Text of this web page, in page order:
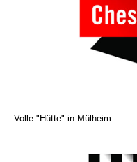
Volle "Hütte" in Mülheim